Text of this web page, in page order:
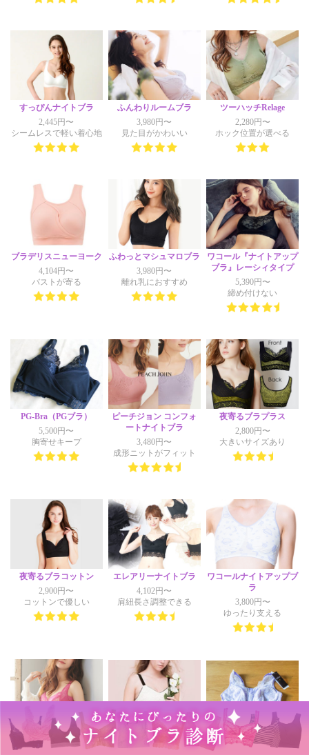
すっぴんナイトブラ
2,445円〜
シームレスで軽い着心地
ふんわりルームブラ
3,980円〜
見た目がかわいい
ツーハッチRelage
2,280円〜
ホック位置が選べる
ブラデリスニューヨーク
4,104円〜
バストが寄る
ふわっとマシュマロブラ
3,980円〜
離れ乳におすすめ
ワコール『ナイトアップ
ブラ』レーシィタイプ
5,390円〜
締め付けない
PG-Bra（PGブラ）
5,500円〜
胸寄せキープ
ピーチジョン コンフォ
ートナイトブラ
3,480円〜
成形ニットがフィット
夜寄るブラプラス
2,800円〜
大きいサイズあり
夜寄るブラコットン
2,900円〜
コットンで優しい
エレアリーナイトブラ
4,102円〜
肩紐長さ調整できる
ワコールナイトアップブ
ラ
3,800円〜
ゆったり支える
凛とルームブラ
5,980円〜
ピーチジョン ナイトブ
ラ
サルート ナイトアップ
ブラ